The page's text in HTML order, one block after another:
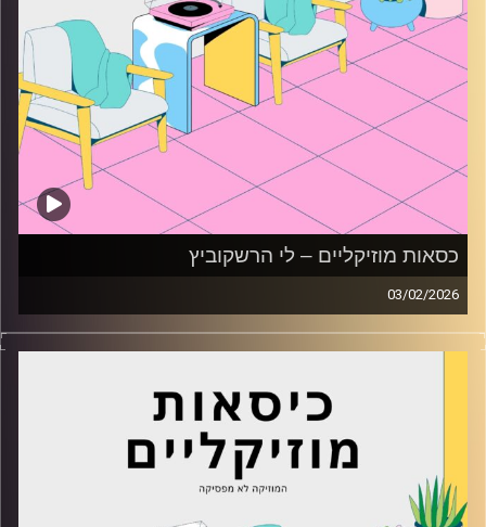
כסאות מוזיקליים – לי הרשקוביץ
03/02/2026
כסאות מוזיקליים עם לי הרשקוביץ